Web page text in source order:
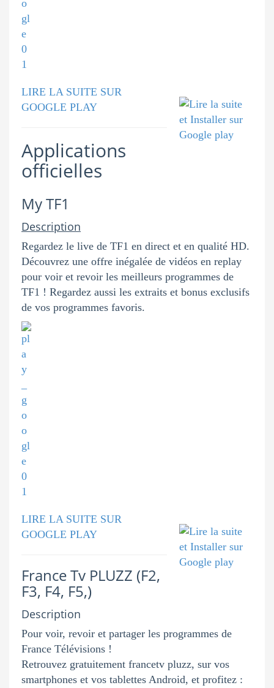
LIRE LA SUITE SUR
GOOGLE PLAY
Applications
officielles
My TF1
Description
Regardez le live de TF1 en direct et en qualité HD.
Découvrez une offre inégalée de vidéos en replay
pour voir et revoir les meilleurs programmes de
TF1 ! Regardez aussi les extraits et bonus exclusifs
de vos programmes favoris.
LIRE LA SUITE SUR
GOOGLE PLAY
France Tv PLUZZ (F2,
F3, F4, F5,)
Description
Pour voir, revoir et partager les programmes de
France Télévisions !
Retrouvez gratuitement francetv pluzz, sur vos
smartphones et vos tablettes Android, et profitez :